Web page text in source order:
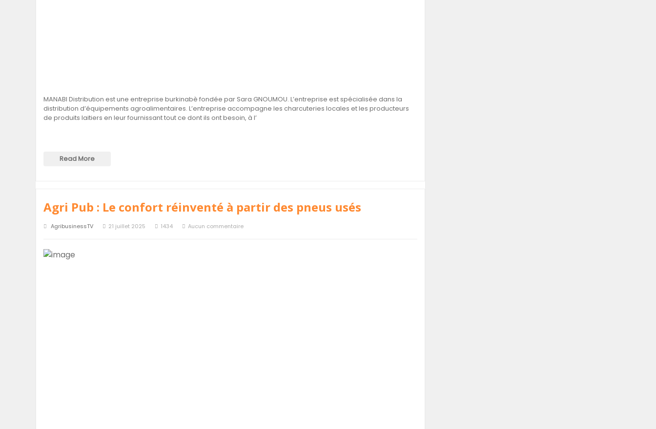
MANABI Distribution est une entreprise burkinabè fondée par Sara GNOUMOU. L’entreprise est spécialisée dans la
distribution d’équipements agroalimentaires. L’entreprise accompagne les charcuteries locales et les producteurs
de produits laitiers en leur fournissant tout ce dont ils ont besoin, à l’
Read More
Agri Pub : Le confort réinventé à partir des pneus usés
AgribusinessTV 21 juillet 2025 1434 Aucun commentaire